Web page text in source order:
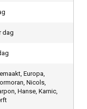
dag
Europa,
Nicols,
Hanse, Karnic,